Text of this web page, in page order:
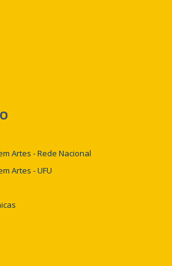
Artes - Rede Nacional
Artes - UFU